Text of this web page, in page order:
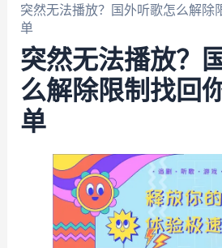
突然无法播放？国外听歌怎么解除
单
突然无法播放？
么解除限制找回
单